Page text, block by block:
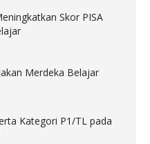
Skor PISA
Merdeka Belajar
Kategori P1/TL pada